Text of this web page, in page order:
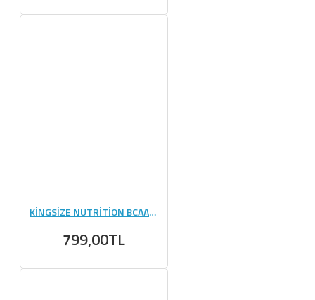
KİNGSİZE NUTRİTİON BCAA + GLUTAMINE 480 GR YEŞİL ELMA
799,00TL